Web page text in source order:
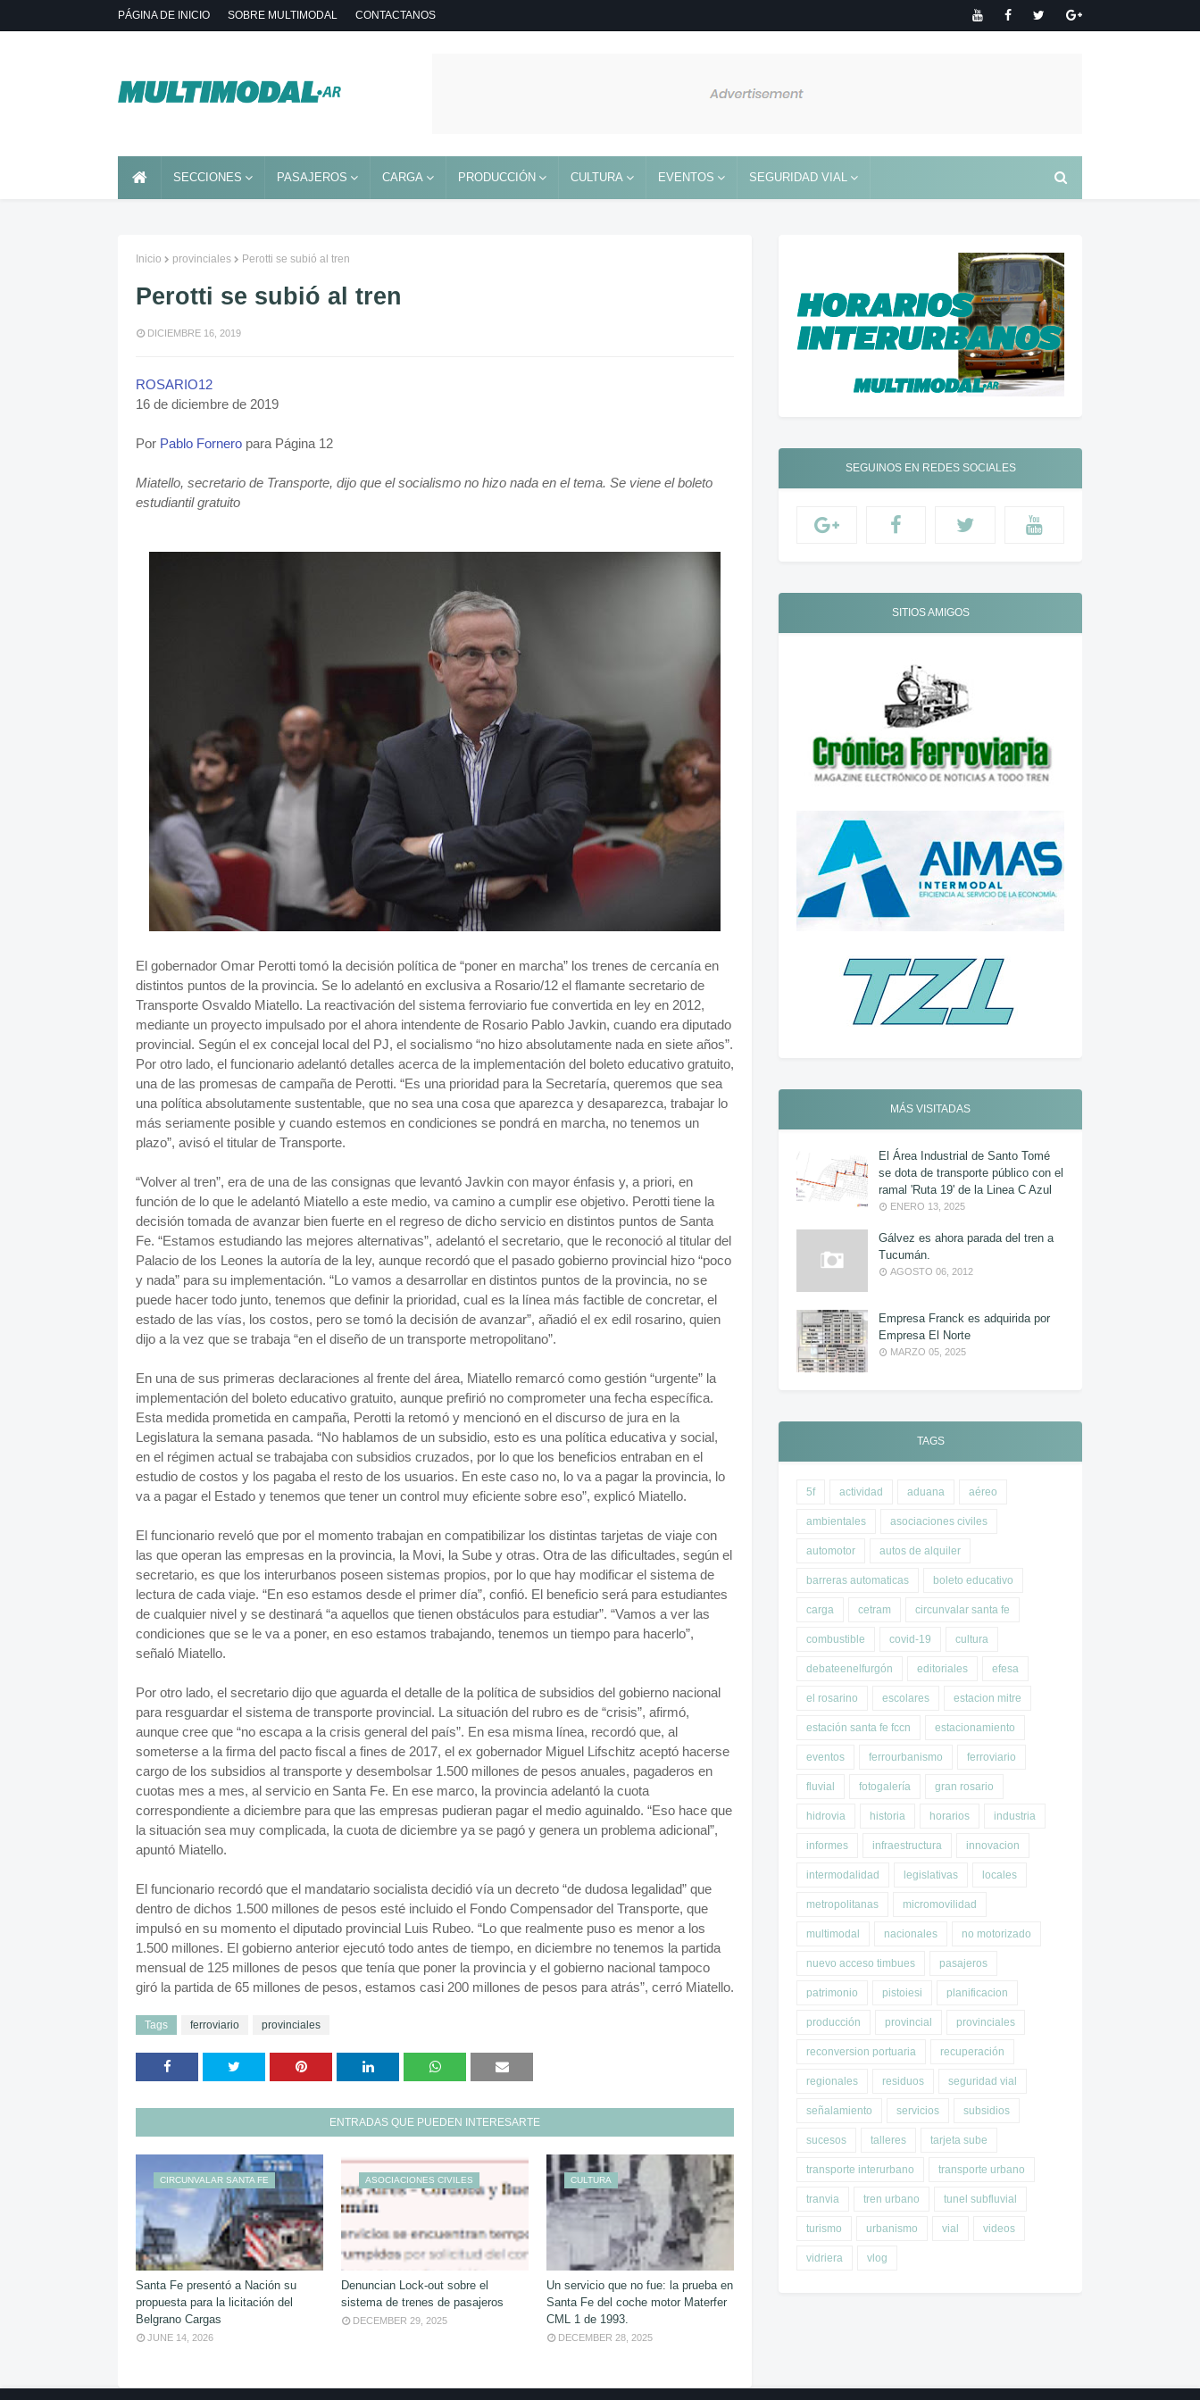
PÁGINA DE INICIO SOBRE MULTIMODAL CONTACTANOS
SECCIONES PASAJEROS CARGA PRODUCCIÓN CULTURA EVENTOS SEGURIDAD VIAL
Inicio provinciales Perotti se subió al tren
Perotti se subió al tren
DICIEMBRE 16, 2019
ROSARIO12
16 de diciembre de 2019
Por Pablo Fornero para Página 12
Miatello, secretario de Transporte, dijo que el socialismo no hizo nada en el tema. Se viene el boleto
estudiantil gratuito
El gobernador Omar Perotti tomó la decisión política de “poner en marcha” los trenes de cercanía en
distintos puntos de la provincia. Se lo adelantó en exclusiva a Rosario/12 el flamante secretario de
Transporte Osvaldo Miatello. La reactivación del sistema ferroviario fue convertida en ley en 2012,
mediante un proyecto impulsado por el ahora intendente de Rosario Pablo Javkin, cuando era diputado
provincial. Según el ex concejal local del PJ, el socialismo “no hizo absolutamente nada en siete años”.
Por otro lado, el funcionario adelantó detalles acerca de la implementación del boleto educativo gratuito,
una de las promesas de campaña de Perotti. “Es una prioridad para la Secretaría, queremos que sea
una política absolutamente sustentable, que no sea una cosa que aparezca y desaparezca, trabajar lo
más seriamente posible y cuando estemos en condiciones se pondrá en marcha, no tenemos un
plazo”, avisó el titular de Transporte.
“Volver al tren”, era de una de las consignas que levantó Javkin con mayor énfasis y, a priori, en
función de lo que le adelantó Miatello a este medio, va camino a cumplir ese objetivo. Perotti tiene la
decisión tomada de avanzar bien fuerte en el regreso de dicho servicio en distintos puntos de Santa
Fe. “Estamos estudiando las mejores alternativas”, adelantó el secretario, que le reconoció al titular del
Palacio de los Leones la autoría de la ley, aunque recordó que el pasado gobierno provincial hizo “poco
y nada” para su implementación. “Lo vamos a desarrollar en distintos puntos de la provincia, no se
puede hacer todo junto, tenemos que definir la prioridad, cual es la línea más factible de concretar, el
estado de las vías, los costos, pero se tomó la decisión de avanzar”, añadió el ex edil rosarino, quien
dijo a la vez que se trabaja “en el diseño de un transporte metropolitano”.
En una de sus primeras declaraciones al frente del área, Miatello remarcó como gestión “urgente” la
implementación del boleto educativo gratuito, aunque prefirió no comprometer una fecha específica.
Esta medida prometida en campaña, Perotti la retomó y mencionó en el discurso de jura en la
Legislatura la semana pasada. “No hablamos de un subsidio, esto es una política educativa y social,
en el régimen actual se trabajaba con subsidios cruzados, por lo que los beneficios entraban en el
estudio de costos y los pagaba el resto de los usuarios. En este caso no, lo va a pagar la provincia, lo
va a pagar el Estado y tenemos que tener un control muy eficiente sobre eso”, explicó Miatello.
El funcionario reveló que por el momento trabajan en compatibilizar los distintas tarjetas de viaje con
las que operan las empresas en la provincia, la Movi, la Sube y otras. Otra de las dificultades, según el
secretario, es que los interurbanos poseen sistemas propios, por lo que hay modificar el sistema de
lectura de cada viaje. “En eso estamos desde el primer día”, confió. El beneficio será para estudiantes
de cualquier nivel y se destinará “a aquellos que tienen obstáculos para estudiar”. “Vamos a ver las
condiciones que se le va a poner, en eso estamos trabajando, tenemos un tiempo para hacerlo”,
señaló Miatello.
Por otro lado, el secretario dijo que aguarda el detalle de la política de subsidios del gobierno nacional
para resguardar el sistema de transporte provincial. La situación del rubro es de “crisis”, afirmó,
aunque cree que “no escapa a la crisis general del país”. En esa misma línea, recordó que, al
someterse a la firma del pacto fiscal a fines de 2017, el ex gobernador Miguel Lifschitz aceptó hacerse
cargo de los subsidios al transporte y desembolsar 1.500 millones de pesos anuales, pagaderos en
cuotas mes a mes, al servicio en Santa Fe. En ese marco, la provincia adelantó la cuota
correspondiente a diciembre para que las empresas pudieran pagar el medio aguinaldo. “Eso hace que
la situación sea muy complicada, la cuota de diciembre ya se pagó y genera un problema adicional”,
apuntó Miatello.
El funcionario recordó que el mandatario socialista decidió vía un decreto “de dudosa legalidad” que
dentro de dichos 1.500 millones de pesos esté incluido el Fondo Compensador del Transporte, que
impulsó en su momento el diputado provincial Luis Rubeo. “Lo que realmente puso es menor a los
1.500 millones. El gobierno anterior ejecutó todo antes de tiempo, en diciembre no tenemos la partida
mensual de 125 millones de pesos que tenía que poner la provincia y el gobierno nacional tampoco
giró la partida de 65 millones de pesos, estamos casi 200 millones de pesos para atrás”, cerró Miatello.
Tags ferroviario provinciales
ENTRADAS QUE PUEDEN INTERESARTE
CIRCUNVALAR SANTA FE
Santa Fe presentó a Nación su
propuesta para la licitación del
Belgrano Cargas
JUNE 14, 2026
ASOCIACIONES CIVILES
Denuncian Lock-out sobre el
sistema de trenes de pasajeros
DECEMBER 29, 2025
CULTURA
Un servicio que no fue: la prueba en
Santa Fe del coche motor Materfer
CML 1 de 1993.
DECEMBER 28, 2025
SEGUINOS EN REDES SOCIALES
SITIOS AMIGOS
MÁS VISITADAS
El Área Industrial de Santo Tomé
se dota de transporte público con el
ramal 'Ruta 19' de la Linea C Azul
ENERO 13, 2025
Gálvez es ahora parada del tren a
Tucumán.
AGOSTO 06, 2012
Empresa Franck es adquirida por
Empresa El Norte
MARZO 05, 2025
TAGS
5f actividad aduana aéreo
ambientales asociaciones civiles
automotor autos de alquiler
barreras automaticas boleto educativo
carga cetram circunvalar santa fe
combustible covid-19 cultura
debateenelfurgón editoriales efesa
el rosarino escolares estacion mitre
estación santa fe fccn estacionamiento
eventos ferrourbanismo ferroviario
fluvial fotogalería gran rosario
hidrovia historia horarios industria
informes infraestructura innovacion
intermodalidad legislativas locales
metropolitanas micromovilidad
multimodal nacionales no motorizado
nuevo acceso timbues pasajeros
patrimonio pistoiesi planificacion
producción provincial provinciales
reconversion portuaria recuperación
regionales residuos seguridad vial
señalamiento servicios subsidios
sucesos talleres tarjeta sube
transporte interurbano transporte urbano
tranvia tren urbano tunel subfluvial
turismo urbanismo vial videos
vidriera vlog